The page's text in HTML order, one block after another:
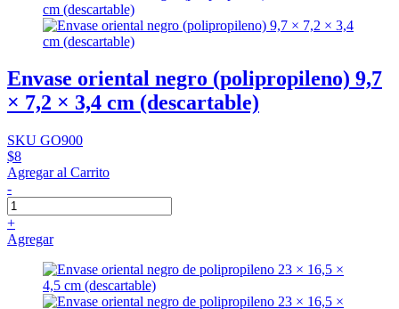
Envase oriental negro (polipropileno) 9,7
× 7,2 × 3,4 cm (descartable)
SKU GO900
$8
Agregar al Carrito
-
+
Agregar